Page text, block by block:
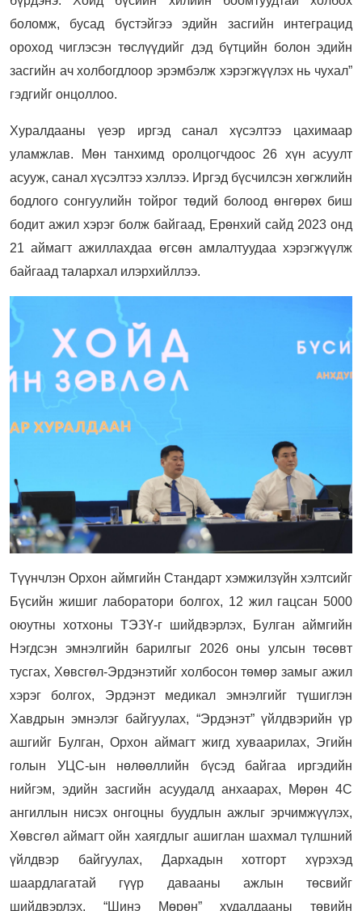
боломж, бусад бүстэйгээ эдийн засгийн интеграцид
ороход чиглэсэн төслүүдийг дэд бүтцийн болон эдийн
засгийн ач холбогдлоор эрэмбэлж хэрэгжүүлэх нь чухал”
гэдгийг онцоллоо.
Хуралдааны үеэр иргэд санал хүсэлтээ цахимаар
уламжлав. Мөн танхимд оролцогчдоос 26 хүн асуулт
асууж, санал хүсэлтээ хэллээ. Иргэд бүсчилсэн хөгжлийн
бодлого сонгуулийн тойрог төдий болоод өнгөрөх биш
бодит ажил хэрэг болж байгаад, Ерөнхий сайд 2023 онд
21 аймагт ажиллахдаа өгсөн амлалтуудаа хэрэгжүүлж
байгаад талархал илэрхийллээ.
Түүнчлэн Орхон аймгийн Стандарт хэмжилзүйн хэлтсийг
Бүсийн жишиг лаборатори болгох, 12 жил гацсан 5000
оюутны хотхоны ТЭЗҮ-г шийдвэрлэх, Булган аймгийн
Нэгдсэн эмнэлгийн барилгыг 2026 оны улсын төсөвт
тусгах, Хөвсгөл-Эрдэнэтийг холбосон төмөр замыг ажил
хэрэг болгох, Эрдэнэт медикал эмнэлгийг түшиглэн
Хавдрын эмнэлэг байгуулах, “Эрдэнэт” үйлдвэрийн үр
ашгийг Булган, Орхон аймагт жигд хуваарилах, Эгийн
голын УЦС-ын нөлөөллийн бүсэд байгаа иргэдийн
нийгэм, эдийн засгийн асуудалд анхаарах, Мөрөн 4С
ангиллын нисэх онгоцны буудлын ажлыг эрчимжүүлэх,
Хөвсгөл аймагт ойн хаягдлыг ашиглан шахмал түлшний
үйлдвэр байгуулах, Дархадын хотгорт хүрэхэд
шаардлагатай гүүр давааны ажлын төсвийг
шийдвэрлэх, “Шинэ Мөрөн” худалдааны төвийн